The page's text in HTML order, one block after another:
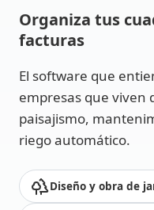
Organiza tus
facturas
El software que
empresas que viven
paisajismo,
riego automático.
Diseño y obra de